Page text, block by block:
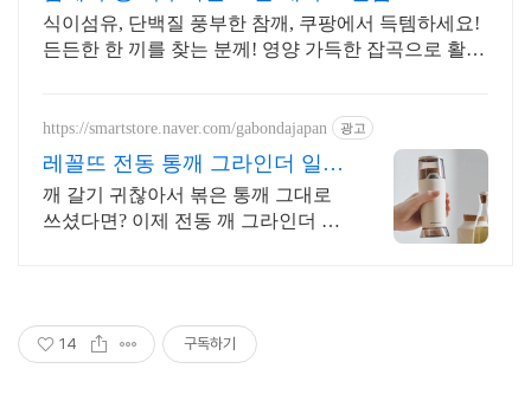
식이섬유, 단백질 풍부한 참깨, 쿠팡에서 득템하세요!
든든한 한 끼를 찾는 분께! 영양 가득한 잡곡으로 활기
https://smartstore.naver.com/gabondajapan 광고
레꼴뜨 전동 통깨 그라인더 일본
recolte레꼴뜨
깨 갈기 귀찮아서 볶은 통깨 그대로
쓰셨다면? 이제 전동 깨 그라인더 써
14 구독하기